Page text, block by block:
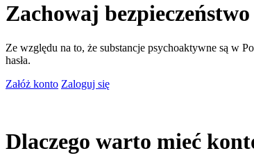
Zachowaj bezpieczeństwo
Ze względu na to, że substancje psychoaktywne są w
hasła.
Załóż konto Zaloguj się
Dlaczego warto mieć